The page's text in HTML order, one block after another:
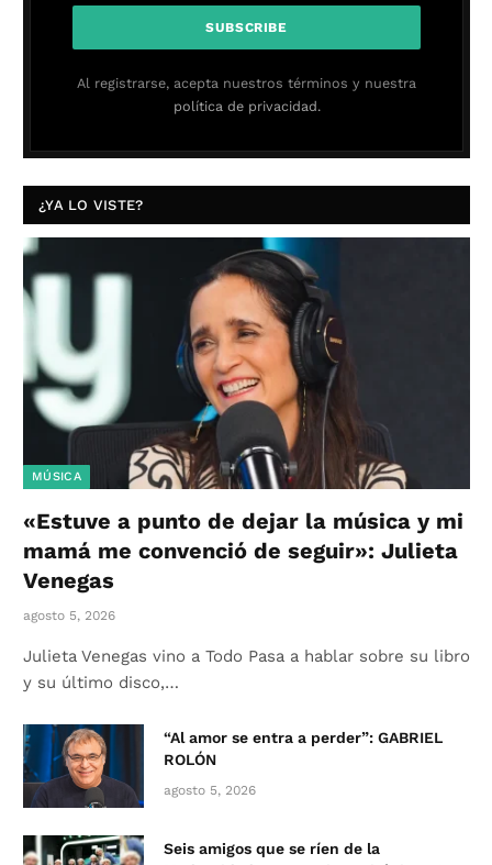
Al registrarse, acepta nuestros términos y nuestra
política de privacidad.
¿YA LO VISTE?
MÚSICA
«Estuve a punto de dejar la música y mi
mamá me convenció de seguir»: Julieta
Venegas
agosto 5, 2026
Julieta Venegas vino a Todo Pasa a hablar sobre su libro
y su último disco,…
“Al amor se entra a perder”: GABRIEL
ROLÓN
agosto 5, 2026
Seis amigos que se ríen de la